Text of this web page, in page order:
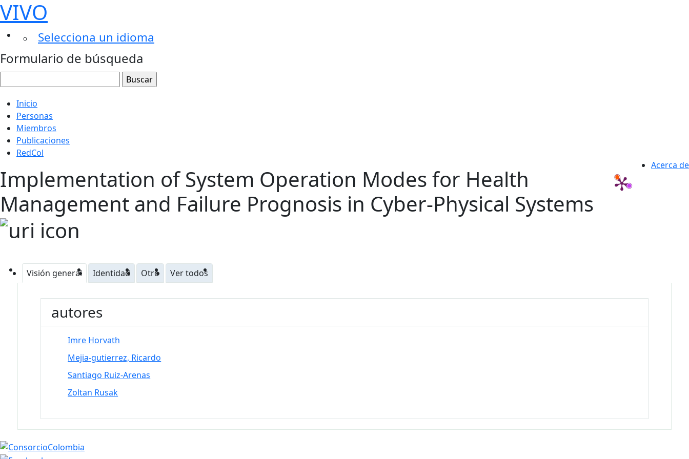
VIVO
Selecciona un idioma
Formulario de búsqueda
Inicio
Personas
Miembros
Publicaciones
RedCol
Acerca de
Implementation of System Operation Modes for Health
Management and Failure Prognosis in Cyber-Physical Systems
Visión general Identidad Otro Ver todos
autores
Imre Horvath
Mejia-gutierrez, Ricardo
Santiago Ruiz-Arenas
Zoltan Rusak